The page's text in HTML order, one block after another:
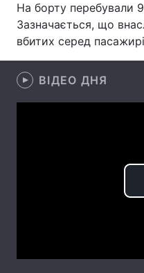
Спорт
Техно і зв'язок
Зброя
На борту перебували
Зазначається, що
вбитих серед
ВІДЕО ДНЯ